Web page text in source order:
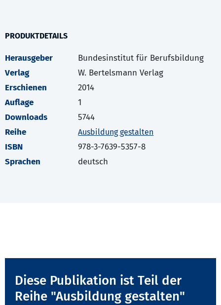
PRODUKTDETAILS
Herausgeber
Bundesinstitut für Berufsbildung
Verlag
W. Bertelsmann Verlag
Erschienen
2014
Auflage
1
Downloads
5744
Reihe
Ausbildung gestalten
ISBN
978-3-7639-5357-8
Sprachen
deutsch
Diese Publikation ist Teil der
Reihe "Ausbildung gestalten"